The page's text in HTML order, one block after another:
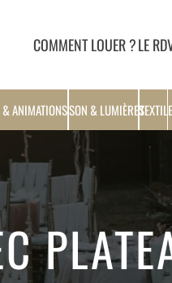
COMMENT LOUER ?LE
ANIMATIONSSON & LUMIÈRESTEXTILE